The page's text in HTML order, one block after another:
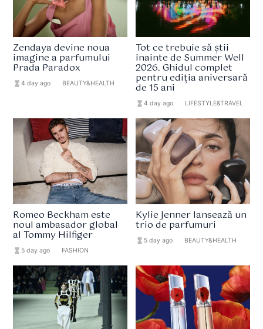
Zendaya devine noua
imagine a parfumului
Prada Paradox
hourglass_full4 day ago BEAUTY&HEALTH
Tot ce trebuie să știi
înainte de Summer Well
2026. Ghidul complet
pentru ediția aniversară
de 15 ani
hourglass_full 4 day ago LIFESTYLE&TRAVEL
Romeo Beckham este
noul ambasador global
al Tommy Hilfiger
hourglass_full 5 day ago FASHION
Kylie Jenner lansează un
trio de parfumuri
hourglass_full 5 day ago BEAUTY&HEALTH